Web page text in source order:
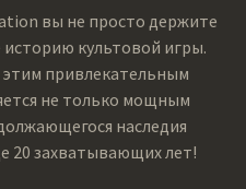
вы не просто держите
историю культовой игры.
привлекательным
не только мощным
наследия
20 захватывающих лет!